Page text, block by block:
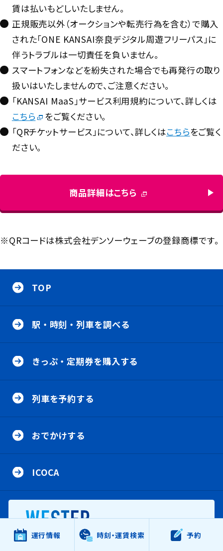
新
運行情報 時刻・運賃検索 予約
賃は払いもどしいたしません。
正規販売以外（オークションや転売行為を含む）で購入
された「ONE KANSAI奈良デジタル周遊フリーパス」に
伴うトラブルは一切責任を負いません。
スマートフォンなどを紛失された場合でも再発行の取り
扱いはいたしませんので、ご注意ください。
「KANSAI MaaS」サービス利用規約について、詳しくは
こちら
をご覧ください。
「QRチケットサービス」について、詳しくはこちらをご覧く
ださい。
商品詳細はこちら
※QRコードは株式会社デンソーウェーブの登録商標です。
サ
イ
メ
ニ
ー
TOP
駅・時刻・列車を調べる
駅
・
調
ニ
きっぷ・定期券を購入する
き
定
購
メ
列車を予約する
列
約
メ
おでかけする
お
す
ニ
ュ
ICOCA
I
A
の
ニ
ー
新規ウインドウで開きます。